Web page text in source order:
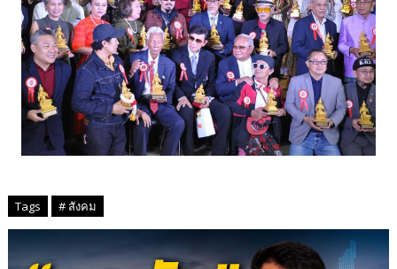
Tags # สังคม